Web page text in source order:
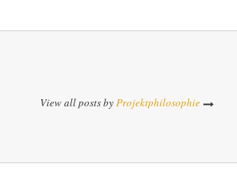
View all posts by Projektphilosophie